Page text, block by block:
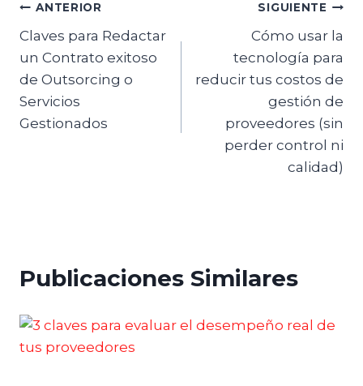
ANTERIOR
Claves para Redactar
un Contrato exitoso
de Outsorcing o
Servicios
Gestionados
SIGUIENTE
Cómo usar la
tecnología para
reducir tus costos de
gestión de
proveedores (sin
perder control ni
calidad)
Publicaciones Similares